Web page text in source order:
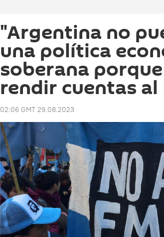
"Argentina no
una política
soberana
rendir cuentas al
02:06 GMT 29.08.2023